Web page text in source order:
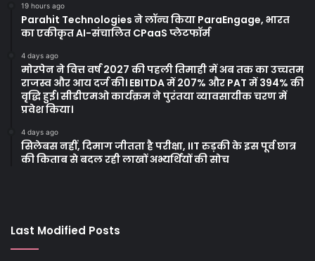
19 hours ago
Parahit Technologies ने लॉन्च किया ParaEngage, भारत
का एकीकृत AI-संचालित CPaaS प्लेटफॉर्म
4 days ago
मोरपेन ने वित्त वर्ष 2027 की पहली तिमाही में अब तक का उच्चतम
राजस्व और आय दर्ज की। EBITDA में 207% और PAT में 394% की
वृद्धि हुई। सीडीएमओ कार्यक्रम ने पुरंतया व्यावसायीक चरण में
प्रवेश किया।
4 days ago
सिलेबस नहीं, दिमाग जीतता है परीक्षा, IIT रुड़की के इस पूर्व छात्र
की किताब से बदल रही लाखों अभ्यर्थियों की सोच
Last Modified Posts